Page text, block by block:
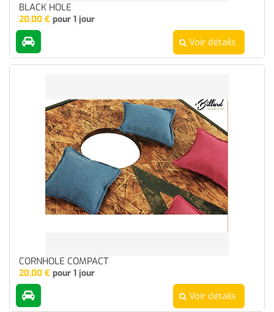
BLACK HOLE
20,00 € pour 1 jour
Voir détails
CORNHOLE COMPACT
20,00 € pour 1 jour
Voir détails